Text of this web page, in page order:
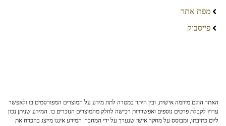
מפת אתר
פייסבוק
האתר הוקם מיוזמה אישית, ובין היתר במטרה לתת מידע על המוצרים המפורסמים בו ולאפשר
ערוץ לקבלת פרטים נוספים ואפשרויות רכישה לחלק מהמוצרים הנזכרים בו. המידע שניתן נכון
ליום כתיבתו, ומבוסס על מחקר אישי שנערך על ידי המחבר. המידע איננו מייצג בהכרח את